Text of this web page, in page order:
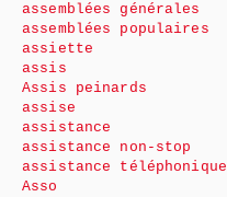
assemblées générales
assemblées populaires
assiette
assis
Assis peinards
assise
assistance
assistance non-stop
assistance téléphonique
Asso